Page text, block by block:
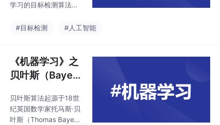
学习的目标检测算法，
于2016年提出。它的核
题，通过一个神经网络
直接预测目标的类别和
位置。YOLO算法将输
格，每个网格负责预测
该网格内是否存在目标
以及目标的类别和位置
#目标检测 #人工智能
《机器学习》之
贝叶斯（Baye
贝叶斯算法起源于18世
纪英国数学家托马斯·贝
叶斯（Thomas Baye